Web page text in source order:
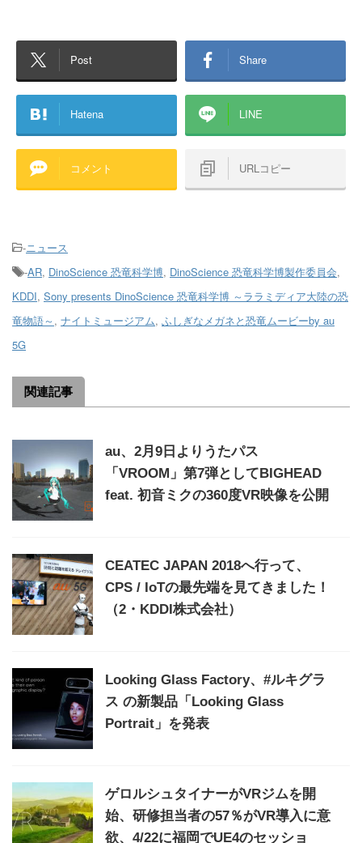
Post Share
Hatena LINE
コメント URLコピー
-ニュース
-AR, DinoScience 恐竜科学博, DinoScience 恐竜科学博製作委員会,
KDDI, Sony presents DinoScience 恐竜科学博 ～ララミディア大陸の恐
竜物語～ , ナイトミュージアム, ふしぎなメガネと恐竜ムービーby au
5G
関連記事
au、2月9日よりうたパス
「VROOM」第7弾としてBIGHEAD
feat. 初音ミクの360度VR映像を公開
CEATEC JAPAN 2018へ行って、
CPS / IoTの最先端を見てきました！
（2・KDDI株式会社）
Looking Glass Factory、#ルキグラ
ス の新製品「Looking Glass
Portrait」を発表
ゲロルシュタイナーがVRジムを開
始、研修担当者の57％がVR導入に意
欲、4/22に福岡でUE4のセッショ